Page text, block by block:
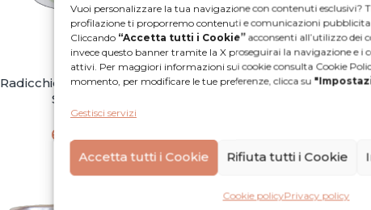
Vuoi personalizzare la tua navigazione con contenuti esclusivi?
profilazione ti proporremo contenuti e comunicazioni
Cliccando “Accetta tutti i Cookie”acconsenti all’utilizzo dei
invece questo banner tramite la X proseguirai la navigazione e i
attivi. Per maggiori informazioni sui cookie consulta Cookie
momento, per modificare le tue preferenze, clicca su
Gestisci servizi
Accetta tutti i Cookie Rifiuta tutti i Cookie
Cookie policyPrivacy policy
Radicchio in Agrodolce
Saetta'
6,90
Cappucci in Agrodolce